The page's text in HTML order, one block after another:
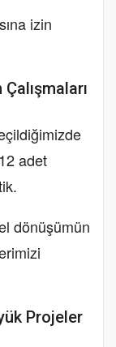
izin
adet
dönüşümün
Projeler